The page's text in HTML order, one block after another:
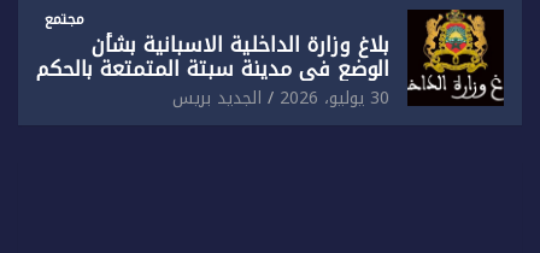
مجتمع
بلاغ وزارة الداخلية الاسبانية بشأن
الوضع في مدينة سبتة المتمتعة بالحكم
الذاتي
30 يوليو، 2026 الجديد بريس